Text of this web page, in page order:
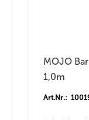
MOJO
1,0m
Art.Nr.: